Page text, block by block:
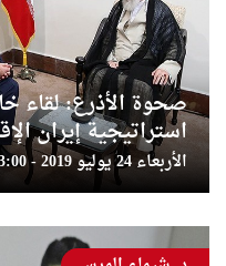
صحوة الأذرع: لقاء
استراتيجية إيران
الأربعاء 24 يوليو 2019 - 18:03:00